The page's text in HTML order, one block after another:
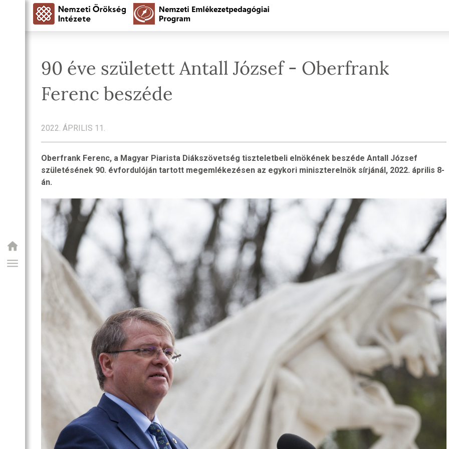
90 éve született Antall József - Oberfrank
Ferenc beszéde
2022. ÁPRILIS 11.
Oberfrank Ferenc, a Magyar Piarista Diákszövetség tiszteletbeli elnökének beszéde Antall József
születésének 90. évfordulóján tartott megemlékezésen az egykori miniszterelnök sírjánál, 2022. április 8-
án.